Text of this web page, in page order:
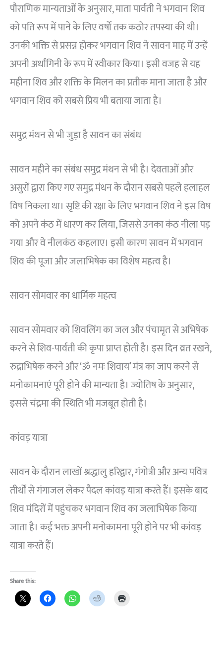
पौराणिक मान्यताओं के अनुसार, माता पार्वती ने भगवान शिव
को पति रूप में पाने के लिए वर्षों तक कठोर तपस्या की थी।
उनकी भक्ति से प्रसन्न होकर भगवान शिव ने सावन माह में उन्हें
अपनी अर्धांगिनी के रूप में स्वीकार किया। इसी वजह से यह
महीना शिव और शक्ति के मिलन का प्रतीक माना जाता है और
भगवान शिव को सबसे प्रिय भी बताया जाता है।
समुद्र मंथन से भी जुड़ा है सावन का संबंध
सावन महीने का संबंध समुद्र मंथन से भी है। देवताओं और
असुरों द्वारा किए गए समुद्र मंथन के दौरान सबसे पहले हलाहल
विष निकला था। सृष्टि की रक्षा के लिए भगवान शिव ने इस विष
को अपने कंठ में धारण कर लिया, जिससे उनका कंठ नीला पड़
गया और वे नीलकंठ कहलाए। इसी कारण सावन में भगवान
शिव की पूजा और जलाभिषेक का विशेष महत्व है।
सावन सोमवार का धार्मिक महत्व
सावन सोमवार को शिवलिंग का जल और पंचामृत से अभिषेक
करने से शिव-पार्वती की कृपा प्राप्त होती है। इस दिन व्रत रखने,
रुद्राभिषेक करने और ‘ॐ नमः शिवाय’ मंत्र का जाप करने से
मनोकामनाएं पूरी होने की मान्यता है। ज्योतिष के अनुसार,
इससे चंद्रमा की स्थिति भी मजबूत होती है।
कांवड़ यात्रा
सावन के दौरान लाखों श्रद्धालु हरिद्वार, गंगोत्री और अन्य पवित्र
तीर्थों से गंगाजल लेकर पैदल कांवड़ यात्रा करते हैं। इसके बाद
शिव मंदिरों में पहुंचकर भगवान शिव का जलाभिषेक किया
जाता है। कई भक्त अपनी मनोकामना पूरी होने पर भी कांवड़
यात्रा करते हैं।
Share this: